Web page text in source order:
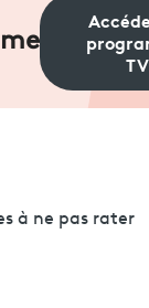
TV
à ne pas rater